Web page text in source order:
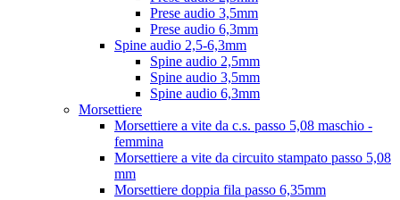
Prese audio 3,5mm
Prese audio 6,3mm
Spine audio 2,5-6,3mm
Spine audio 2,5mm
Spine audio 3,5mm
Spine audio 6,3mm
Morsettiere
Morsettiere a vite da c.s. passo 5,08 maschio -
femmina
Morsettiere a vite da circuito stampato passo 5,08
mm
Morsettiere doppia fila passo 6,35mm